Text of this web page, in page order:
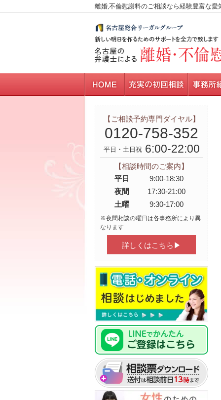
離婚,不倫慰謝料のご相談なら経験豊富な
【ご相談予約専門ダイヤル】
0120-758-352
平日・土日祝6:00-22:00
【相談時間のご案内】
平日
9:00-18:30
夜間
17:30-21:00
土曜
9:30-17:00
※夜間相談の曜日は各事務所により異
なります
詳しくはこちら▶